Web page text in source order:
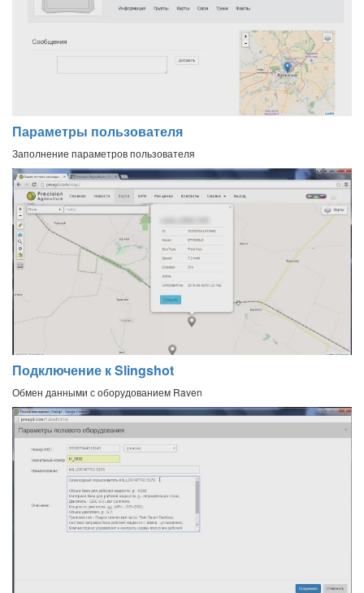
Параметры пользователя
Заполнение параметров пользователя
Подключение к Slingshot
Обмен данными с оборудованием Raven